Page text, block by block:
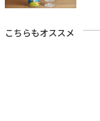
こちらもオススメ